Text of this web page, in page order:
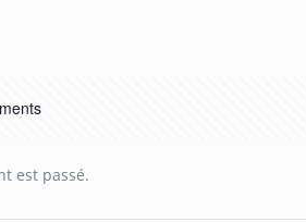
est passé.